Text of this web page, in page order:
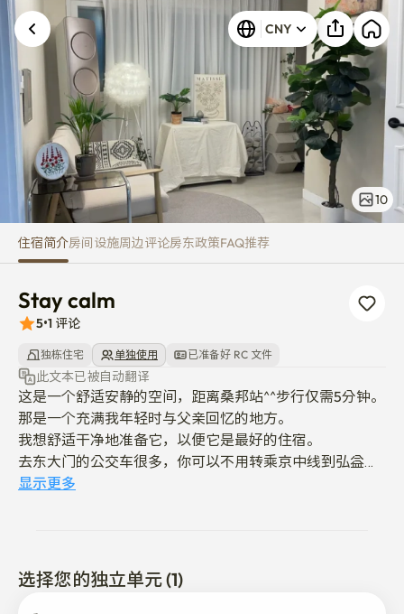
Stay calm CNY
10
住宿简介房间设施周边评论房东政策FAQ推荐
Stay calm
5•1 评论
独栋住宅 单独使用 已准备好 RC 文件
此文本已被自动翻译
这是一个舒适安静的空间，距离桑邦站^^步行仅需5分钟。
那是一个充满我年轻时与父亲回忆的地方。
我想舒适干净地准备它，以便它是最好的住宿。
去东大门的公交车很多，你可以不用转乘京中线到弘益大
学站，在30分钟内到达那里。
显示更多
选择您的独立单元 (1)